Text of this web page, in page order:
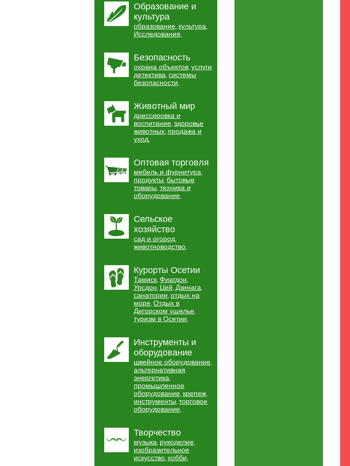
Образование и
культура
образование, культура,
Исследования,
Безопасность
охрана объектов, услуги
детектива, системы
безопасности,
Животный мир
дрессировка и
воспитание, здоровье
животных, продажа и
уход,
Оптовая торговля
мебель и фурнитура,
продукты, бытовые
товары, техника и
оборудование,
Сельское
хозяйство
сад и огород,
животноводство,
Курорты Осетии
Тамиск, Фиагдон,
Урсдон, Цей, Дзинага,
санатории, отдых на
море, Отдых в
Дигорском ущелье,
туризм в Осетии,
Инструменты и
оборудование
швейное оборудование,
альтернативная
энергетика,
промышленное
оборудование, крепеж,
инструменты, торговое
оборудование,
Творчество
музыка, рукоделие,
изобразительное
искусство, хобби,